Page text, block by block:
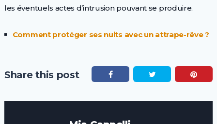
les éventuels actes d’intrusion pouvant se produire.
Comment protéger ses nuits avec un attrape-rêve ?
Share this post